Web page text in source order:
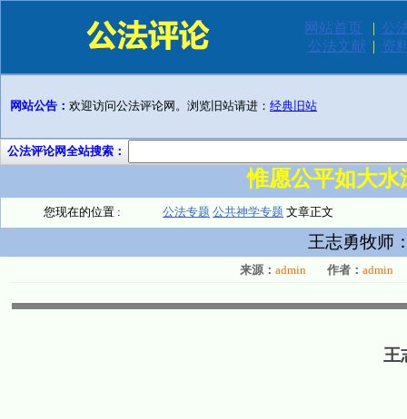
网站首页 | 公
公法文献 | 资
网站公告： 欢迎访问公法评论网。浏览旧站请进： 经典旧站
公法评论网全站搜索：
惟愿公平如大
您现在的位置 : 公法专题 公共神学专题 文章正文
王志勇牧师
来源： admin 作者： admin
王